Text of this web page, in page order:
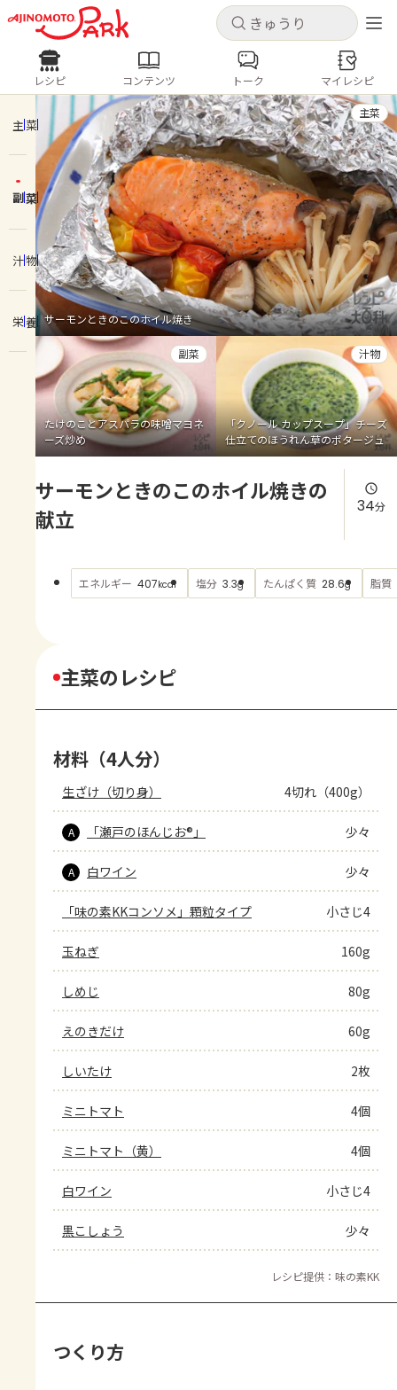
キャンセル
ログインするとレシピを保存できます
ログイン 新規登録
ホーム
コンテンツ
レシピ
トーク
よくあるお問い合わせ
お買い物
AJINOMOTO PARK とは
キャンセル
レシピ コンテンツ
人気の食材・レシピ
きゅうり なす トマト
とうもろこし
ピーマン
みょうが ゴーヤ
レシピ コンテンツ トーク マイレシピ
主菜
副菜
汁物
栄養 サーモンときのこのホイル焼き
主菜
たけのことアスパラの味噌マヨネ
ーズ炒め
副菜
「クノール カップスープ」チーズ
仕立てのほうれん草のポタージュ
汁物
サーモンときのこのホイル焼きの
献立
34分
エネルギー 407kcal 塩分 3.3g たんぱく質 28.6g 脂質
主菜のレシピ
材料（4人分）
生ざけ（切り身） 4切れ（400g）
A 「瀬戸のほんじお®」 少々
A 白ワイン 少々
「味の素KKコンソメ」顆粒タイプ 小さじ4
玉ねぎ 160g
しめじ 80g
えのきだけ 60g
しいたけ 2枚
ミニトマト 4個
ミニトマト（黄） 4個
白ワイン 小さじ4
黒こしょう 少々
レシピ提供：味の素KK
つくり方